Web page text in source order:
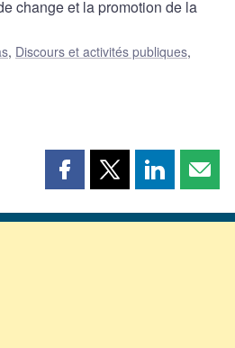
change et la promotion de la
, Discours et activités publiques,
Partager
page
Partager
page
Partager
page page